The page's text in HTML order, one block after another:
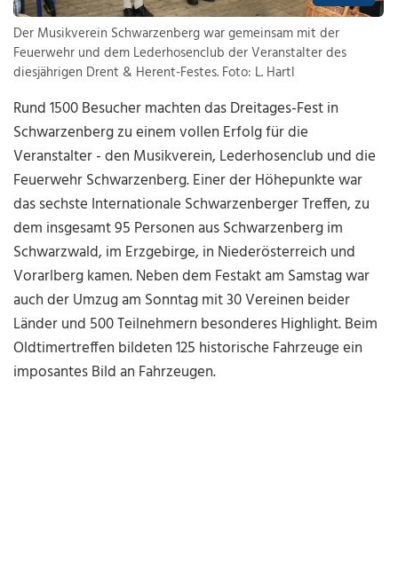
Der Musikverein Schwarzenberg war gemeinsam mit der
Feuerwehr und dem Lederhosenclub der Veranstalter des
diesjährigen Drent & Herent-Festes. Foto: L. Hartl
Rund 1500 Besucher machten das Dreitages-Fest in
Schwarzenberg zu einem vollen Erfolg für die
Veranstalter - den Musikverein, Lederhosenclub und die
Feuerwehr Schwarzenberg. Einer der Höhepunkte war
das sechste Internationale Schwarzenberger Treffen, zu
dem insgesamt 95 Personen aus Schwarzenberg im
Schwarzwald, im Erzgebirge, in Niederösterreich und
Vorarlberg kamen. Neben dem Festakt am Samstag war
auch der Umzug am Sonntag mit 30 Vereinen beider
Länder und 500 Teilnehmern besonderes Highlight. Beim
Oldtimertreffen bildeten 125 historische Fahrzeuge ein
imposantes Bild an Fahrzeugen.